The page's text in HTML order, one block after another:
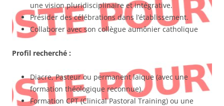
une vision pluridisciplinaire et intégrative.
Présider des célébrations dans l’établissement.
Collaborer avec son collègue aumônier catholique
Profil recherché :
Diacre, Pasteur ou permanent laïque (avec une
formation théologique reconnue).
Formation CPT (Clinical Pastoral Training) ou une